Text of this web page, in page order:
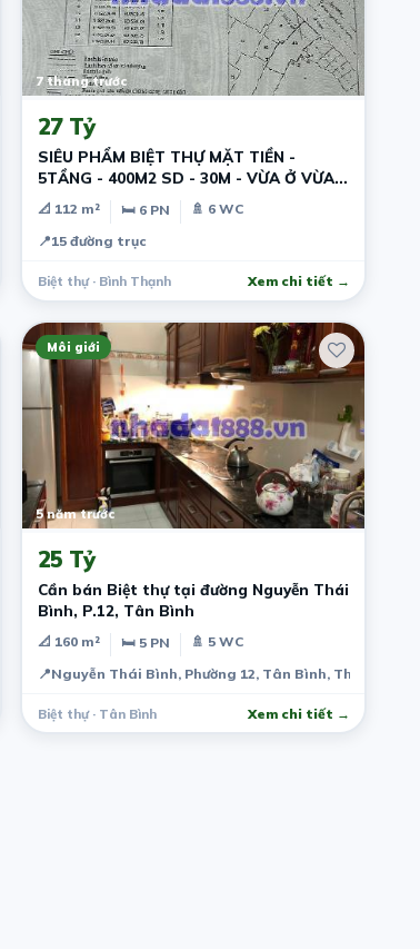
7 tháng trước
27 Tỷ
SIÊU PHẨM BIỆT THỰ MẶT TIỀN -
5TẦNG - 400M2 SD - 30M - VỪA Ở VỪA
KINH DOANH
📐 112 m² 🛏 6 PN
🚿 6 WC
📍15 đường trục
Biệt thự · Bình Thạnh Xem chi tiết →
An, Quảng Nam, Việt Nam
Môi giới
5 năm trước
25 Tỷ
Cần bán Biệt thự tại đường Nguyễn Thái
Bình, P.12, Tân Bình
📐 160 m² 🛏 5 PN
🚿 5 WC
📍Nguyễn Thái Bình, Phường 12, Tân Bình, Thành phố
Biệt thự · Tân Bình Xem chi tiết →